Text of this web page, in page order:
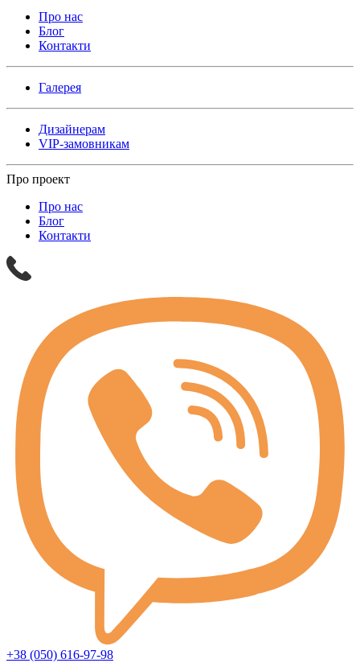
Про нас
Блог
Контакти
Галерея
Дизайнерам
VIP-замовникам
Про проект
Про нас
Блог
Контакти
+38 (050) 616-97-98